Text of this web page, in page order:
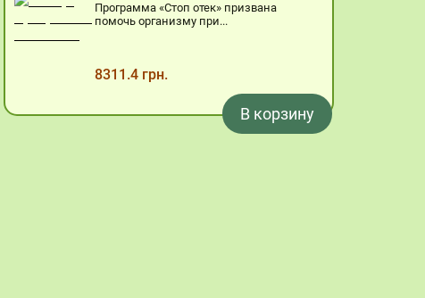
Программа «Стоп отек» призвана
помочь организму при...
8311.4 грн.
В корзину